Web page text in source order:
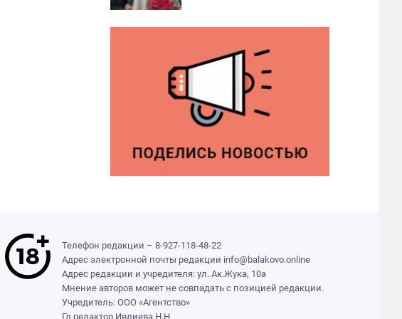
Телефон редакции – 8-927-118-48-22
Адрес электронной почты редакции info@balakovo.online
Адрес редакции и учредителя: ул. Ак.Жука, 10а
Мнение авторов может не совпадать с позицией редакции.
Учредитель: ООО «Агентство»
Гл.редактор Ивлиева Н.Н.